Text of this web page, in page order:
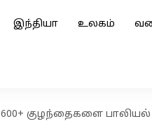
இந்தியா உலகம்
600+ குழந்தைகளை பாலியல்